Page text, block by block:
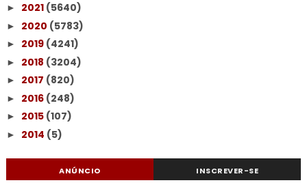
► 2021 (5640)
► 2020 (5783)
► 2019 (4241)
► 2018 (3204)
► 2017 (820)
► 2016 (248)
► 2015 (107)
► 2014 (5)
ANÚNCIO INSCREVER-SE